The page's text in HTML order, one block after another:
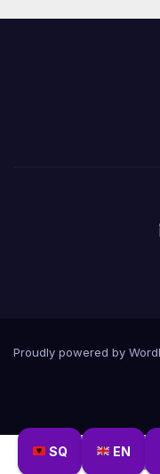
SQ EN
Proudly powered by